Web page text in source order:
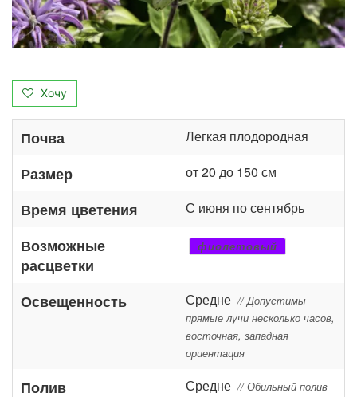
Хочу
Почва Легкая плодородная
Размер от 20 до 150 см
Время цветения С июня по сентябрь
Возможные
расцветки
фиолетовый
Освещенность Средне // Допустимы
прямые лучи несколько часов,
восточная, западная
ориентация
Полив Средне // Обильный полив